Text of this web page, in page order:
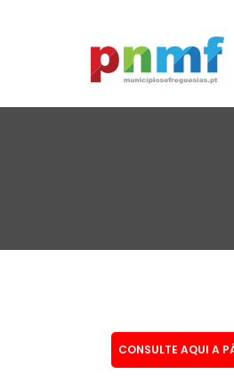
CONSULTE AQUI A